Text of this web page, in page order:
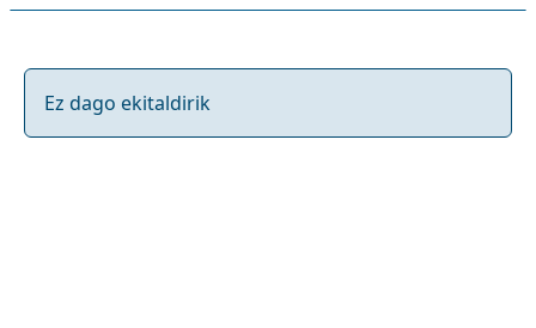
Ez dago ekitaldirik